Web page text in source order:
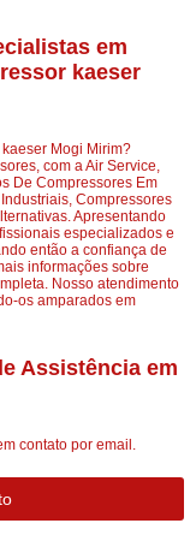
em
kaeser
Mogi Mirim?
com a Air Service,
De Compressores Em
Compressores
Apresentando
especializados e
então a confiança de
informações sobre
Nosso atendimento
os amparados em
Assistência em
contato por email.